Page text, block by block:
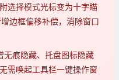
选择模式光标变为十字瞄
边框偏移补偿，消除窗口
无痕隐藏、托盘图标隐藏
需唤起工具栏一键操作窗